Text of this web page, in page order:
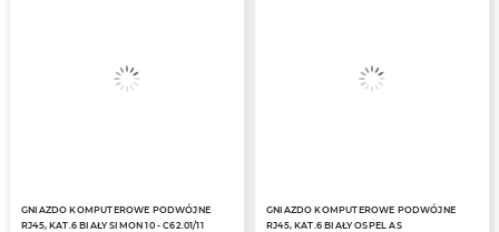
GNIAZDO KOMPUTEROWE PODWÓJNE
RJ45, KAT.6 BIAŁY SIMON 10 - C62.01/11
GNIAZDO KOMPUTEROWE PODWÓJNE
RJ45, KAT.6 BIAŁY OSPEL AS